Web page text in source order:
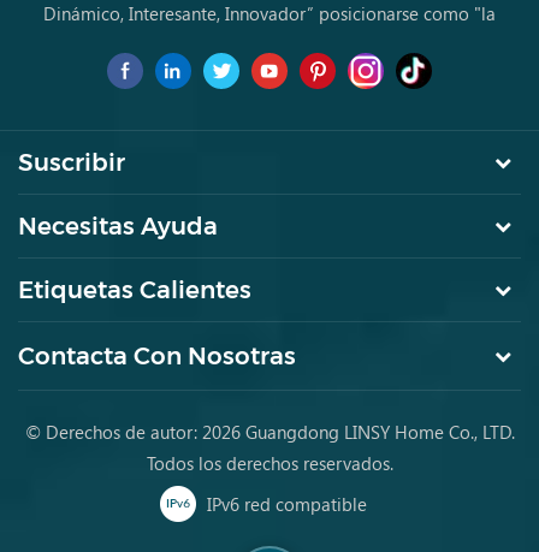
Dinámico, Interesante, Innovador” posicionarse como "la
por primera vez.
Suscribir
Necesitas Ayuda
Etiquetas Calientes
Contacta Con Nosotras
© Derechos de autor: 2026 Guangdong LINSY Home Co., LTD.
Todos los derechos reservados.
IPv6 red compatible